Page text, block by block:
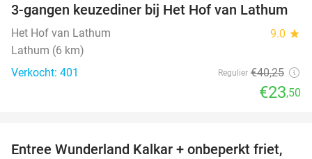
42%
3-gangen keuzediner bij Het Hof van Lathum
Het Hof van Lathum 9.0 star
Lathum (6 km)
Verkocht: 401
Regulier €40,25
€23,50
Entree Wunderland Kalkar + onbeperkt friet,